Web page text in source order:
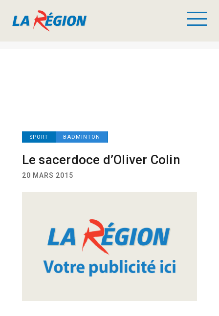
SPORT BADMINTON
Le sacerdoce d’Oliver Colin
20 MARS 2015